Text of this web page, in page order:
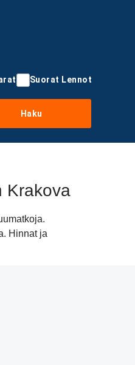
Suorat Lennot
Haku
Krakova
Hinnat ja